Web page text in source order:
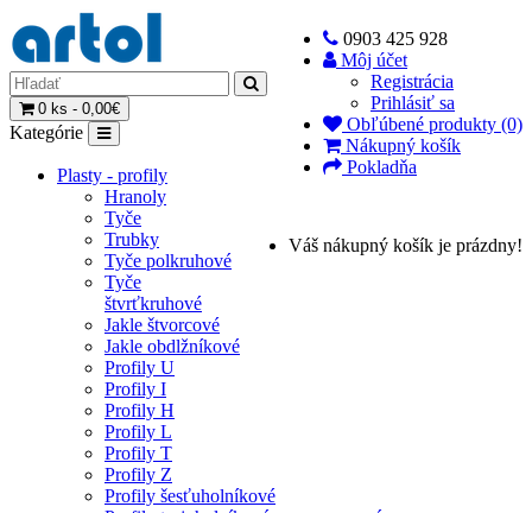
0903 425 928
Môj účet
Registrácia
Prihlásiť sa
Obľúbené produkty (0)
Nákupný košík
Pokladňa
0 ks - 0,00€
Váš nákupný košík je prázdny!
Kategórie
Plasty - profily
Hranoly
Tyče
Trubky
Tyče polkruhové
Tyče
štvrťkruhové
Jakle štvorcové
Jakle obdlžníkové
Profily U
Profily I
Profily H
Profily L
Profily T
Profily Z
Profily šesťuholníkové